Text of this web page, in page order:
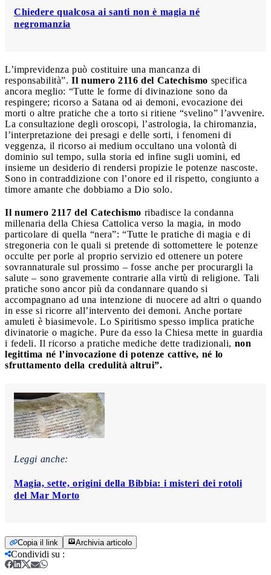
Chiedere qualcosa ai santi non è magia né
negromanzia
L’imprevidenza può costituire una mancanza di
responsabilità”. Il numero 2116 del Catechismo specifica
ancora meglio: “Tutte le forme di divinazione sono da
respingere; ricorso a Satana od ai demoni, evocazione dei
morti o altre pratiche che a torto si ritiene “svelino” l’avvenire.
La consultazione degli oroscopi, l’astrologia, la chiromanzia,
l’interpretazione dei presagi e delle sorti, i fenomeni di
veggenza, il ricorso ai medium occultano una volontà di
dominio sul tempo, sulla storia ed infine sugli uomini, ed
insieme un desiderio di rendersi propizie le potenze nascoste.
Sono in contraddizione con l’onore ed il rispetto, congiunto a
timore amante che dobbiamo a Dio solo.
Il numero 2117 del Catechismo ribadisce la condanna
millenaria della Chiesa Cattolica verso la magia, in modo
particolare di quella “nera”: “Tutte le pratiche di magia e di
stregoneria con le quali si pretende di sottomettere le potenze
occulte per porle al proprio servizio ed ottenere un potere
sovrannaturale sul prossimo – fosse anche per procurargli la
salute – sono gravemente contrarie alla virtù di religione. Tali
pratiche sono ancor più da condannare quando si
accompagnano ad una intenzione di nuocere ad altri o quando
in esse si ricorre all’intervento dei demoni. Anche portare
amuleti è biasimevole. Lo Spiritismo spesso implica pratiche
divinatorie o magiche. Pure da esso la Chiesa mette in guardia
i fedeli. Il ricorso a pratiche mediche dette tradizionali, non
legittima né l’invocazione di potenze cattive, né lo
sfruttamento della credulità altrui”.
Leggi anche:
Magia, sette, origini della Bibbia: i misteri dei rotoli
del Mar Morto
Copia il link Archivia articolo
Condividi su :